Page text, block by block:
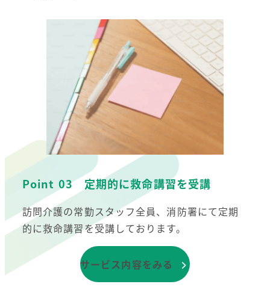
Point 03 定期的に救命講習を受講
訪問介護の常勤スタッフ全員、消防署にて定期
的に救命講習を受講しております。
サービス内容をみる